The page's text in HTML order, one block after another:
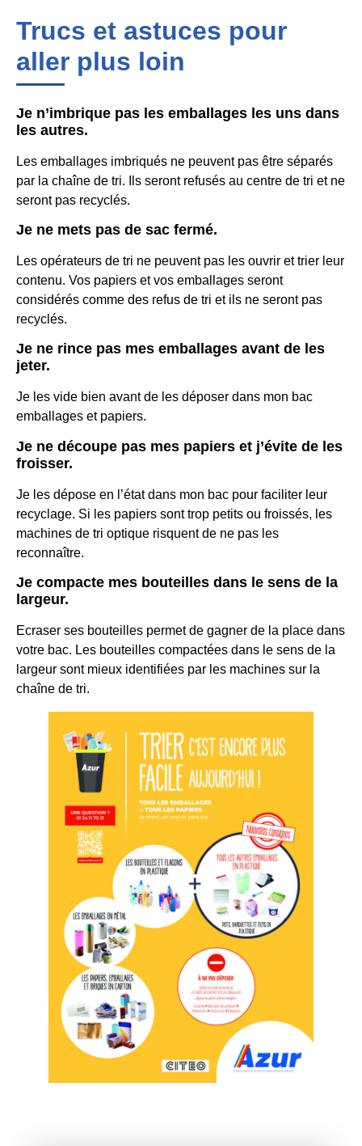
Trucs et astuces pour
aller plus loin
Je n’imbrique pas les emballages les uns dans
les autres.
Les emballages imbriqués ne peuvent pas être séparés
par la chaîne de tri. Ils seront refusés au centre de tri et ne
seront pas recyclés.
Je ne mets pas de sac fermé.
Les opérateurs de tri ne peuvent pas les ouvrir et trier leur
contenu. Vos papiers et vos emballages seront
considérés comme des refus de tri et ils ne seront pas
recyclés.
Je ne rince pas mes emballages avant de les
jeter.
Je les vide bien avant de les déposer dans mon bac
emballages et papiers.
Je ne découpe pas mes papiers et j’évite de les
froisser.
Je les dépose en l’état dans mon bac pour faciliter leur
recyclage. Si les papiers sont trop petits ou froissés, les
machines de tri optique risquent de ne pas les
reconnaître.
Je compacte mes bouteilles dans le sens de la
largeur.
Ecraser ses bouteilles permet de gagner de la place dans
votre bac. Les bouteilles compactées dans le sens de la
largeur sont mieux identifiées par les machines sur la
chaîne de tri.